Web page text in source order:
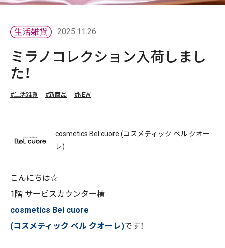
2025.11.26
ミラノコレクション入荷しまし
た！
#生活雑貨 #新商品 #NEW
cosmetics Bel cuore (コスメティック ベル クオー
レ)
こんにちは☆
1階 サービスカウンター横
cosmetics Bel cuore
(コスメティック ベル クオーレ)です！